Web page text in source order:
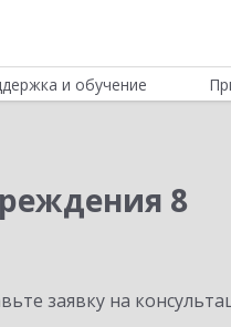
и обучение
8
заявку на